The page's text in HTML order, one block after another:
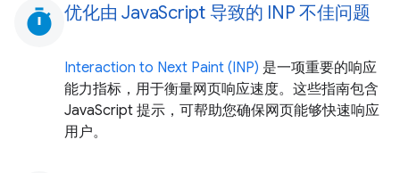
timer 优化由 JavaScript 导致的 INP 不佳问题
Interaction to Next Paint (INP) 是一项重要的响应
能力指标，用于衡量网页响应速度。这些指南包含
JavaScript 提示，可帮助您确保网页能够快速响应
用户。